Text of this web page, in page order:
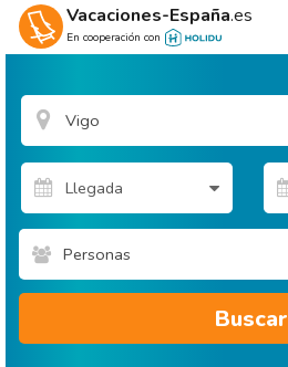
Vacaciones-España.es
En cooperación con
Personas
Buscar